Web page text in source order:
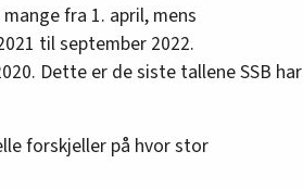
fra 1. april, mens
til september 2022.
Dette er de siste tallene SSB har
forskjeller på hvor stor